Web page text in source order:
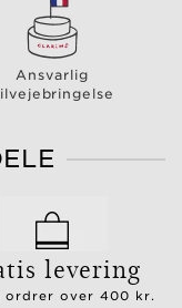
Ansvarlig
levering
ordrer over 400 kr.